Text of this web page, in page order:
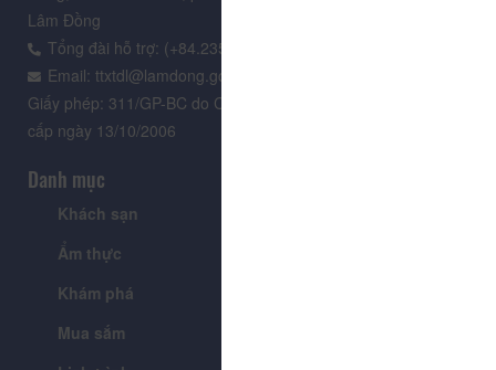
Lâm Đồng
Tổng đài hỗ trợ: (+84.235) 3.916.961
Email: ttxtdl@lamdong.gov.vn
Giấy phép: 311/GP-BC do Cục Báo chí - Bộ Văn hóa Thông tin
cấp ngày 13/10/2006
Danh mục
Khách sạn
Ẩm thực
Khám phá
Mua sắm